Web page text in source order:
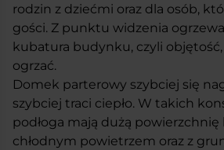
rodzin z dziećmi oraz dla osób,
gości. Z punktu widzenia
kubatura budynku, czyli
ogrzać.
Domek parterowy szybciej się
szybciej traci ciepło. W takich
podłoga mają dużą
chłodnym powietrzem oraz z